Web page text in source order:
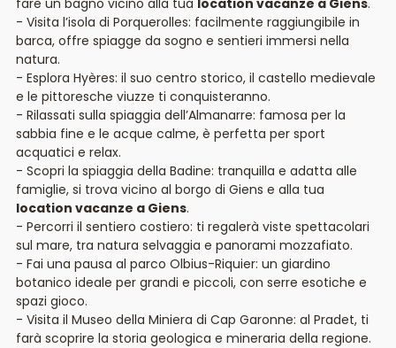
Visita l’isola di Porquerolles: facilmente raggiungibile in
barca, offre spiagge da sogno e sentieri immersi nella
natura.
Esplora Hyères: il suo centro storico, il castello medievale
e le pittoresche viuzze ti conquisteranno.
Rilassati sulla spiaggia dell’Almanarre: famosa per la
sabbia fine e le acque calme, è perfetta per sport
acquatici e relax.
Scopri la spiaggia della Badine: tranquilla e adatta alle
famiglie, si trova vicino al borgo di Giens e alla tua
location vacanze a Giens.
Percorri il sentiero costiero: ti regalerà viste spettacolari
sul mare, tra natura selvaggia e panorami mozzafiato.
Fai una pausa al parco Olbius-Riquier: un giardino
botanico ideale per grandi e piccoli, con serre esotiche e
spazi gioco.
Visita il Museo della Miniera di Cap Garonne: al Pradet, ti
farà scoprire la storia geologica e mineraria della regione.